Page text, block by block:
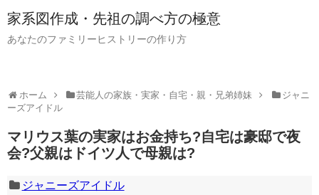
家系図作成・先祖の調べ方の極意
あなたのファミリーヒストリーの作り方
ホーム 芸能人の家族・実家・自宅・親・兄弟姉妹
ジャニ
ーズアイドル
マリウス葉の実家はお金持ち?自宅は豪邸で夜
会?父親はドイツ人で母親は?
ジャニーズアイドル